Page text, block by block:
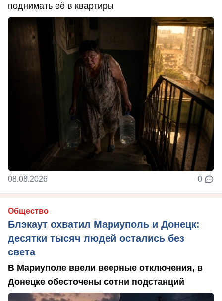
поднимать её в квартиры
08.08.2026 0
Общество
Блэкаут охватил Мариуполь и Донецк:
десятки тысяч людей остались без
света
В Мариуполе ввели веерные отключения, в
Донецке обесточены сотни подстанций